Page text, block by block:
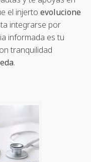
el injerto evolucione
integrarse por
informada es tu
tranquilidad
.